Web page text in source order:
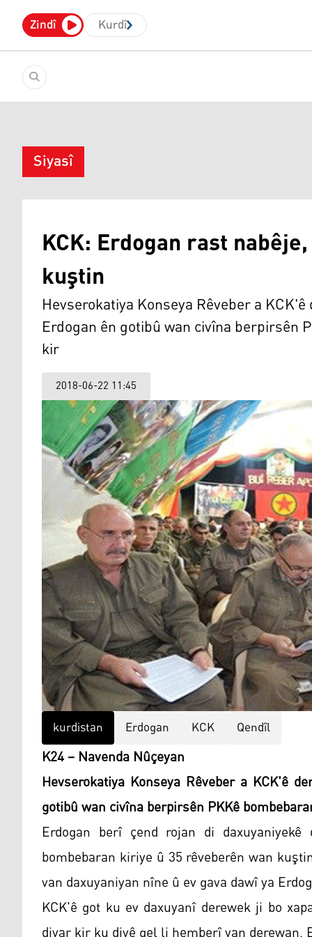
Zindî Kurdî
Siyasî
KCK: Erdogan rast
kuştin
Hevserokatiya Konseya Rêveber a
Erdogan ên gotibû wan civîna berpirsên
kir
2018-06-22 11:45
kurdistan Erdogan KCK Qendîl
K24 – Navenda Nûçeyan
Hevserokatiya Konseya Rêveber a KCK'ê
gotibû wan civîna berpirsên PKKê
Erdogan berî çend rojan di
bombebaran kiriye û 35 rêveberên wan
van daxuyaniyan nîne û ev gava dawî ya
KCK'ê got ku ev daxuyanî derewek ji bo